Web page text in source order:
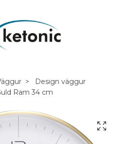
Design väggur
Ram 34 cm